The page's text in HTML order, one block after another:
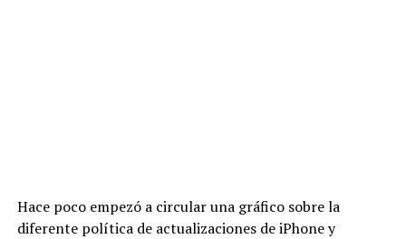
Hace poco empezó a circular una gráfico sobre la
diferente política de actualizaciones de iPhone y